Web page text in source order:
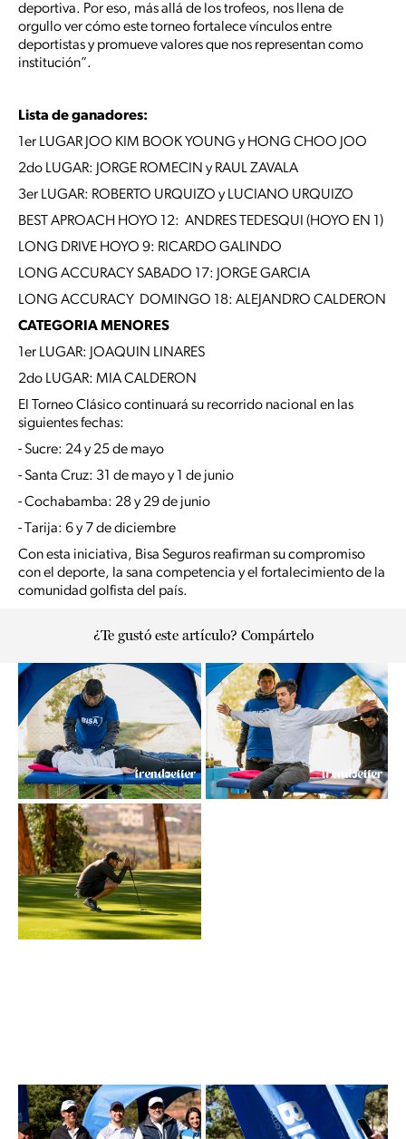
deportiva. Por eso, más allá de los trofeos, nos llena de
orgullo ver cómo este torneo fortalece vínculos entre
deportistas y promueve valores que nos representan como
institución”.
Lista de ganadores:
1er LUGAR JOO KIM BOOK YOUNG y HONG CHOO JOO
2do LUGAR: JORGE ROMECIN y RAUL ZAVALA
3er LUGAR: ROBERTO URQUIZO y LUCIANO URQUIZO
BEST APROACH HOYO 12: ANDRES TEDESQUI (HOYO EN 1)
LONG DRIVE HOYO 9: RICARDO GALINDO
LONG ACCURACY SABADO 17: JORGE GARCIA
LONG ACCURACY DOMINGO 18: ALEJANDRO CALDERON
CATEGORIA MENORES
1er LUGAR: JOAQUIN LINARES
2do LUGAR: MIA CALDERON
El Torneo Clásico continuará su recorrido nacional en las
siguientes fechas:
- Sucre: 24 y 25 de mayo
- Santa Cruz: 31 de mayo y 1 de junio
- Cochabamba: 28 y 29 de junio
- Tarija: 6 y 7 de diciembre
Con esta iniciativa, Bisa Seguros reafirman su compromiso
con el deporte, la sana competencia y el fortalecimiento de la
comunidad golfista del país.
¿Te gustó este artículo? Compártelo